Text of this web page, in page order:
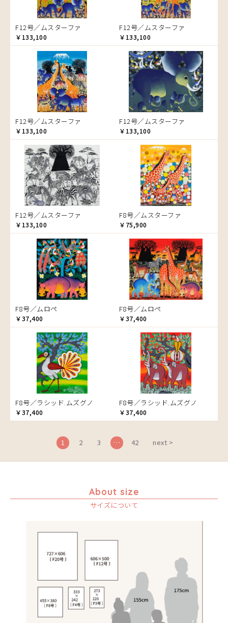
ゾウ
タンザニア
タンザニアの女性
チーター
蝶
チンパンジー
動物たち
鳥
トカゲ
トンボ
日常
ニワトリ
バオバブの木
バッファロー
花
ヒョウ
フクロウ
ブドウの木
フラミンゴ
ヘビ
ペンギン
星空
マーケット
マサイ
マンゴーの木
水浴び
湖
夕日
ライオン
漁
ワニ
F12号／ムスターファ
￥133,100
F12号／ムスターファ
￥133,100
F12号／ムスターファ
￥133,100
F12号／ムスターファ
￥133,100
F12号／ムスターファ
￥133,100
F8号／ムスターファ
￥75,900
F8号／ムロペ
￥37,400
F8号／ムロペ
￥37,400
F8号／ラシッド.ムズグノ
￥37,400
F8号／ラシッド.ムズグノ
￥37,400
1 2 3 … 42 next >
About size
サイズについて